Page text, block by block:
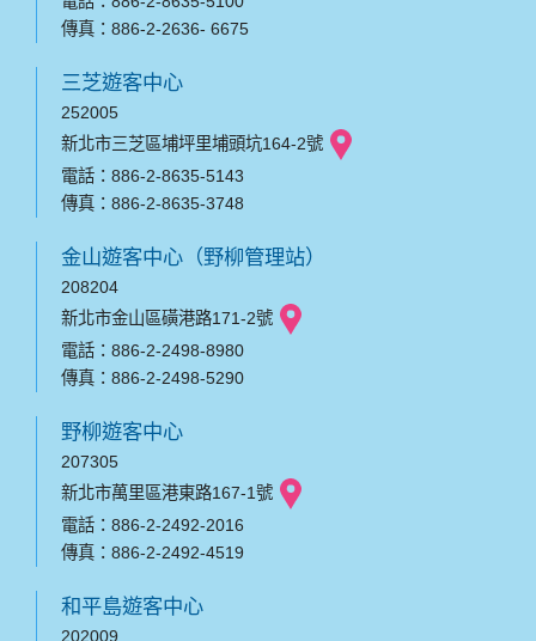
傳真：886-2-2636- 6675
三芝遊客中心
252005
新北市三芝區埔坪里埔頭坑164-2號
電話：886-2-8635-5143
傳真：886-2-8635-3748
金山遊客中心（野柳管理站）
208204
新北市金山區磺港路171-2號
電話：886-2-2498-8980
傳真：886-2-2498-5290
野柳遊客中心
207305
新北市萬里區港東路167-1號
電話：886-2-2492-2016
傳真：886-2-2492-4519
和平島遊客中心
202009